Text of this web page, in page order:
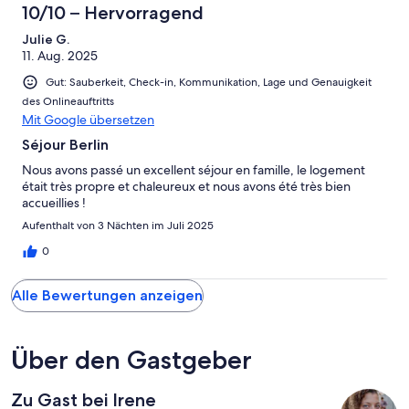
10/10 – Hervorragend
Julie G.
11. Aug. 2025
Gut: Sauberkeit, Check-in, Kommunikation, Lage und Genauigkeit
des Onlineauftritts
Mit Google übersetzen
Séjour Berlin
Nous avons passé un excellent séjour en famille, le logement
était très propre et chaleureux et nous avons été très bien
accueillies !
Aufenthalt von 3 Nächten im Juli 2025
0
Alle Bewertungen anzeigen
Über den Gastgeber
Zu Gast bei Irene